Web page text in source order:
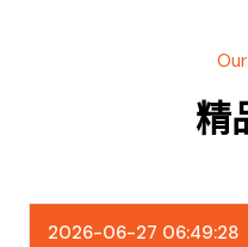
精
2026-06-27 06:49:28